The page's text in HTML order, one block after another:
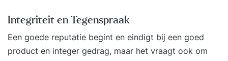
buitenwereld toe kunt uitdragen. Bij
Speechcompany leer je hoe je middels
Storytelling mensen kunt meenemen op reis in
jouw verhaal, kunt meenemen als er een
Integriteit en Tegenspraak
Een goede reputatie begint en eindigt bij een goed
product en integer gedrag, maar het vraagt ook om